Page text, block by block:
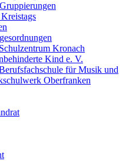
Kronach
Kind e. V.
für Musik und
Oberfranken